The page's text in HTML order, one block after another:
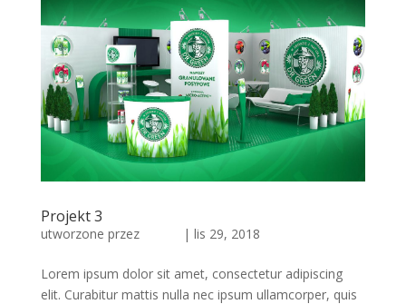
Projekt 3
utworzone przez | lis 29, 2018
Lorem ipsum dolor sit amet, consectetur adipiscing
elit. Curabitur mattis nulla nec ipsum ullamcorper, quis